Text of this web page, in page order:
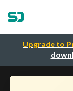
Upgrade to